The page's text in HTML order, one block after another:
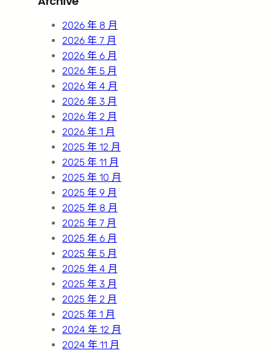
2026 年 8 月
2026 年 7 月
2026 年 6 月
2026 年 5 月
2026 年 4 月
2026 年 3 月
2026 年 2 月
2026 年 1 月
2025 年 12 月
2025 年 11 月
2025 年 10 月
2025 年 9 月
2025 年 8 月
2025 年 7 月
2025 年 6 月
2025 年 5 月
2025 年 4 月
2025 年 3 月
2025 年 2 月
2025 年 1 月
2024 年 12 月
2024 年 11 月